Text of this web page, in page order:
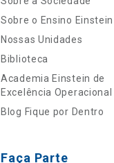
Sobre o Ensino Einstein
Nossas Unidades
Biblioteca
Academia Einstein de
Excelência Operacional
Blog Fique por Dentro
Faça Parte